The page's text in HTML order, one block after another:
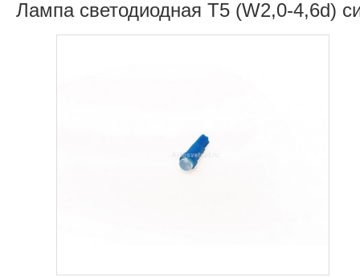
Лампа светодиодная Т5 (W2,0-4,6d)